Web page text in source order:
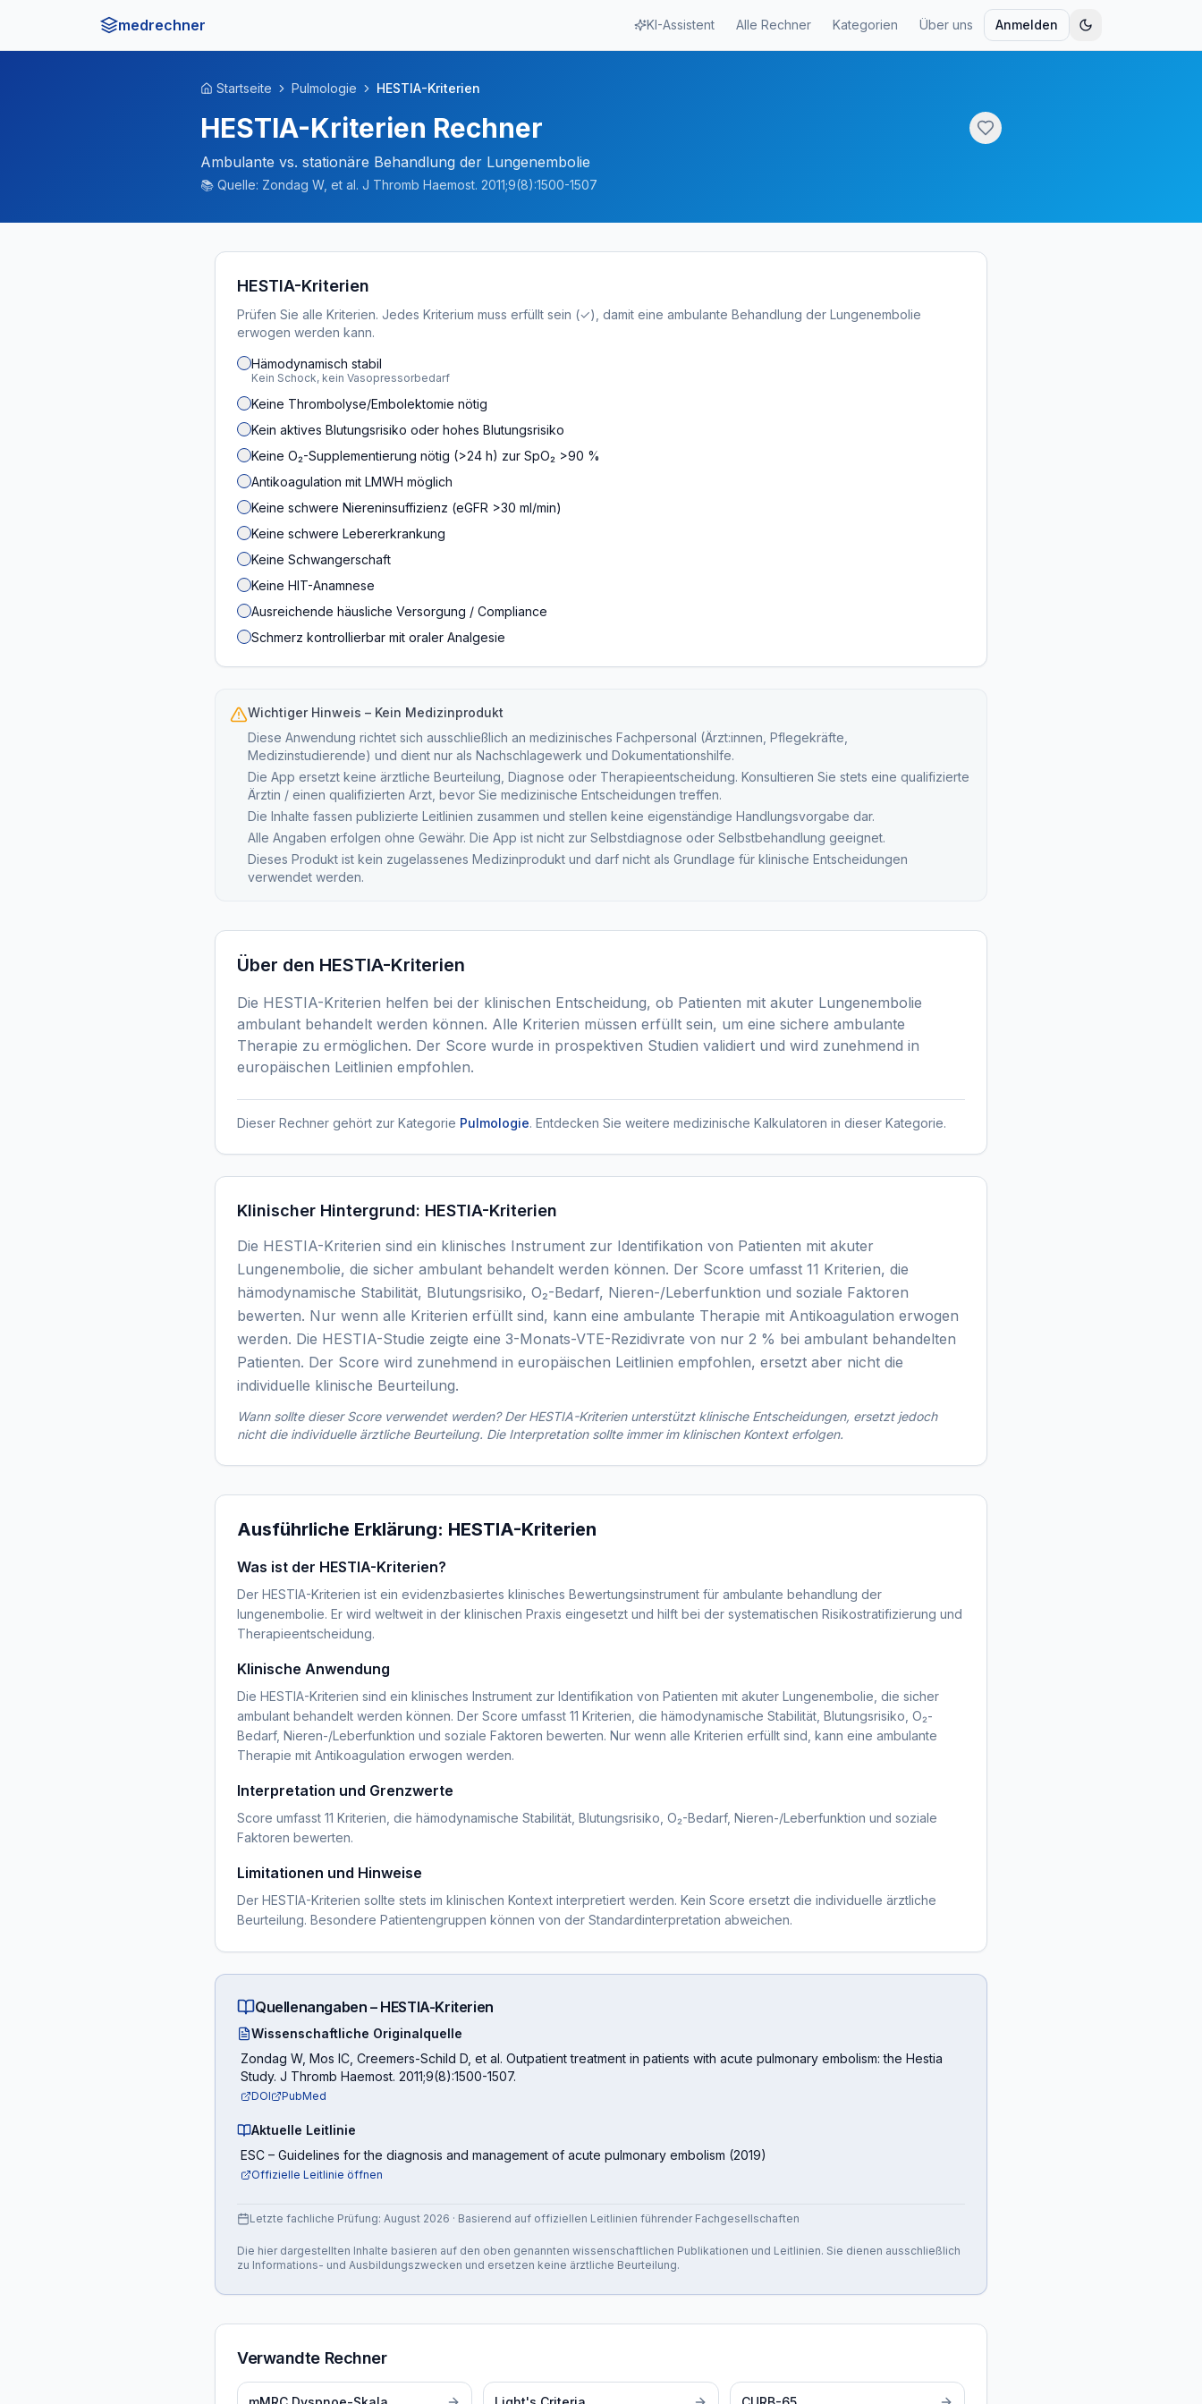
medrechner KI-Assistent Alle Rechner Kategorien Über uns Anmelden
Startseite Pulmologie HESTIA-Kriterien
HESTIA-Kriterien Rechner
Ambulante vs. stationäre Behandlung der Lungenembolie
📚 Quelle: Zondag W, et al. J Thromb Haemost. 2011;9(8):1500-1507
HESTIA-Kriterien
Prüfen Sie alle Kriterien. Jedes Kriterium muss erfüllt sein (✓), damit eine ambulante Behandlung der Lungenembolie
erwogen werden kann.
Hämodynamisch stabil
Kein Schock, kein Vasopressorbedarf
Keine Thrombolyse/Embolektomie nötig
Kein aktives Blutungsrisiko oder hohes Blutungsrisiko
Keine O₂-Supplementierung nötig (>24 h) zur SpO₂ >90 %
Antikoagulation mit LMWH möglich
Keine schwere Niereninsuffizienz (eGFR >30 ml/min)
Keine schwere Lebererkrankung
Keine Schwangerschaft
Keine HIT-Anamnese
Ausreichende häusliche Versorgung / Compliance
Schmerz kontrollierbar mit oraler Analgesie
Wichtiger Hinweis – Kein Medizinprodukt
Diese Anwendung richtet sich ausschließlich an medizinisches Fachpersonal (Ärzt:innen, Pflegekräfte,
Medizinstudierende) und dient nur als Nachschlagewerk und Dokumentationshilfe.
Die App ersetzt keine ärztliche Beurteilung, Diagnose oder Therapieentscheidung. Konsultieren Sie stets eine qualifizierte
Ärztin / einen qualifizierten Arzt, bevor Sie medizinische Entscheidungen treffen.
Die Inhalte fassen publizierte Leitlinien zusammen und stellen keine eigenständige Handlungsvorgabe dar.
Alle Angaben erfolgen ohne Gewähr. Die App ist nicht zur Selbstdiagnose oder Selbstbehandlung geeignet.
Dieses Produkt ist kein zugelassenes Medizinprodukt und darf nicht als Grundlage für klinische Entscheidungen
verwendet werden.
Über den HESTIA-Kriterien
Die HESTIA-Kriterien helfen bei der klinischen Entscheidung, ob Patienten mit akuter Lungenembolie
ambulant behandelt werden können. Alle Kriterien müssen erfüllt sein, um eine sichere ambulante
Therapie zu ermöglichen. Der Score wurde in prospektiven Studien validiert und wird zunehmend in
europäischen Leitlinien empfohlen.
Dieser Rechner gehört zur Kategorie Pulmologie. Entdecken Sie weitere medizinische Kalkulatoren in dieser Kategorie.
Klinischer Hintergrund: HESTIA-Kriterien
Die HESTIA-Kriterien sind ein klinisches Instrument zur Identifikation von Patienten mit akuter
Lungenembolie, die sicher ambulant behandelt werden können. Der Score umfasst 11 Kriterien, die
hämodynamische Stabilität, Blutungsrisiko, O₂-Bedarf, Nieren-/Leberfunktion und soziale Faktoren
bewerten. Nur wenn alle Kriterien erfüllt sind, kann eine ambulante Therapie mit Antikoagulation erwogen
werden. Die HESTIA-Studie zeigte eine 3-Monats-VTE-Rezidivrate von nur 2 % bei ambulant behandelten
Patienten. Der Score wird zunehmend in europäischen Leitlinien empfohlen, ersetzt aber nicht die
individuelle klinische Beurteilung.
Wann sollte dieser Score verwendet werden? DerHESTIA-Kriterienunterstützt klinische Entscheidungen, ersetzt jedoch
nicht die individuelle ärztliche Beurteilung. Die Interpretation sollte immer im klinischen Kontext erfolgen.
Ausführliche Erklärung: HESTIA-Kriterien
Was ist der HESTIA-Kriterien?
Der HESTIA-Kriterien ist ein evidenzbasiertes klinisches Bewertungsinstrument für ambulante behandlung der
lungenembolie. Er wird weltweit in der klinischen Praxis eingesetzt und hilft bei der systematischen Risikostratifizierung und
Therapieentscheidung.
Klinische Anwendung
Die HESTIA-Kriterien sind ein klinisches Instrument zur Identifikation von Patienten mit akuter Lungenembolie, die sicher
ambulant behandelt werden können. Der Score umfasst 11 Kriterien, die hämodynamische Stabilität, Blutungsrisiko, O₂-
Bedarf, Nieren-/Leberfunktion und soziale Faktoren bewerten. Nur wenn alle Kriterien erfüllt sind, kann eine ambulante
Therapie mit Antikoagulation erwogen werden.
Interpretation und Grenzwerte
Score umfasst 11 Kriterien, die hämodynamische Stabilität, Blutungsrisiko, O₂-Bedarf, Nieren-/Leberfunktion und soziale
Faktoren bewerten.
Limitationen und Hinweise
Der HESTIA-Kriterien sollte stets im klinischen Kontext interpretiert werden. Kein Score ersetzt die individuelle ärztliche
Beurteilung. Besondere Patientengruppen können von der Standardinterpretation abweichen.
Quellenangaben – HESTIA-Kriterien
Wissenschaftliche Originalquelle
Zondag W, Mos IC, Creemers-Schild D, et al. Outpatient treatment in patients with acute pulmonary embolism: the Hestia
Study. J Thromb Haemost. 2011;9(8):1500-1507.
DOI PubMed
Aktuelle Leitlinie
ESC – Guidelines for the diagnosis and management of acute pulmonary embolism (2019)
Offizielle Leitlinie öffnen
Letzte fachliche Prüfung: August 2026 · Basierend auf offiziellen Leitlinien führender Fachgesellschaften
Die hier dargestellten Inhalte basieren auf den oben genannten wissenschaftlichen Publikationen und Leitlinien. Sie dienen ausschließlich
zu Informations- und Ausbildungszwecken und ersetzen keine ärztliche Beurteilung.
Verwandte Rechner